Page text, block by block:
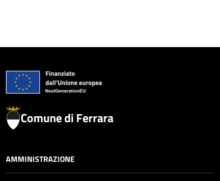
Comune di Ferrara
AMMINISTRAZIONE